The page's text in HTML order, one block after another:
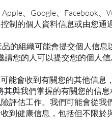
、Google、Facebook
制的個人資料信息或由您通
的組織可能會提交個人信
您的人可以提交您的個人
能會收到有關您的其他信
與我們掌握的有關您的信
評估工作。我們可能會從
到健康信息，包括但不限於